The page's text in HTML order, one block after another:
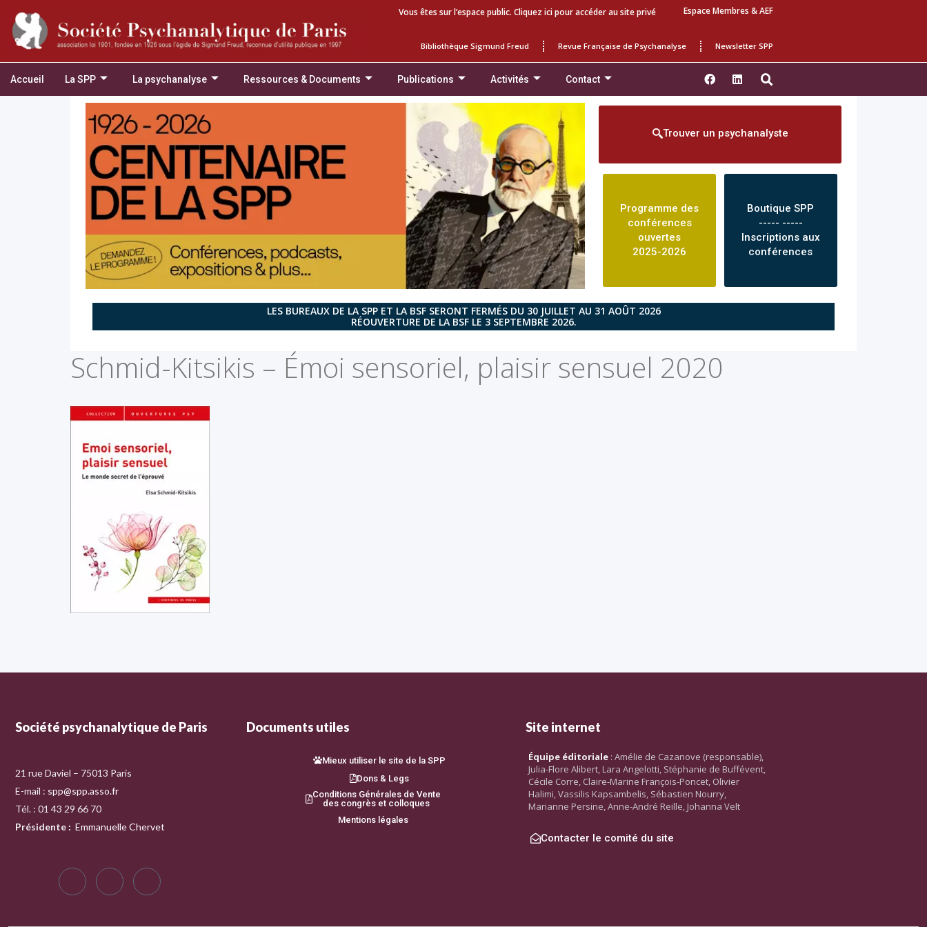
Vous êtes sur l’espace public. Cliquez ici pour accéder au site privé Espace Membres & AEF
Bibliothèque Sigmund Freud Revue Française de Psychanalyse Newsletter SPP
Accueil La SPP La psychanalyse Ressources & Documents Publications Activités Contact
Trouver un psychanalyste
Programme des
conférences
ouvertes
2025-2026
Boutique SPP
----- -----
Inscriptions aux
conférences
LES BUREAUX DE LA SPP ET LA BSF SERONT FERMÉS DU 30 JUILLET AU 31 AOÛT 2026
RÉOUVERTURE DE LA BSF LE 3 SEPTEMBRE 2026.
Schmid-Kitsikis – Émoi sensoriel, plaisir sensuel 2020
Société psychanalytique de Paris
21 rue Daviel – 75013 Paris
E-mail : spp@spp.asso.fr
Tél. : 01 43 29 66 70
Présidente : Emmanuelle Chervet
Documents utiles
Mieux utiliser le site de la SPP
Dons & Legs
Conditions Générales de Vente
des congrès et colloques
Mentions légales
Site internet
Équipe éditoriale : Amélie de Cazanove (responsable),
Julia-Flore Alibert, Lara Angelotti, Stéphanie de Buffévent,
Cécile Corre, Claire-Marine François-Poncet, Olivier
Halimi, Vassilis Kapsambelis, Sébastien Nourry,
Marianne Persine, Anne-André Reille, Johanna Velt
Contacter le comité du site